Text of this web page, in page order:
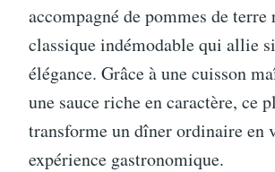
accompagné de pommes de terre
classique indémodable qui allie
élégance. Grâce à une cuisson
une sauce riche en caractère, ce
transforme un dîner ordinaire en
expérience gastronomique.